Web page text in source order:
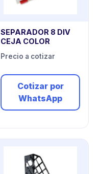
SEPARADOR 8 DIV
CEJA COLOR
Precio a cotizar
Cotizar por
WhatsApp